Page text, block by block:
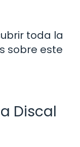
toda la
sobre este
Discal